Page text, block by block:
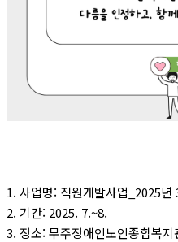
1. 사업명: 직원개발사업_2025년
2. 기간: 2025. 7.~8.
3. 장소: 무주장애인노인종합복지